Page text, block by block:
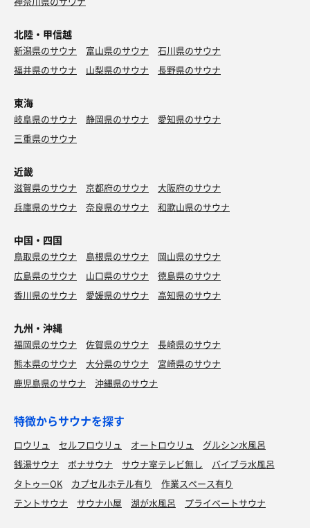
北陸・甲信越
新潟県のサウナ 富山県のサウナ
石川県のサウナ
福井県のサウナ
山梨県のサウナ 長野県のサウナ
東海
岐阜県のサウナ 静岡県のサウナ
愛知県のサウナ
三重県のサウナ
近畿
滋賀県のサウナ 京都府のサウナ
大阪府のサウナ
兵庫県のサウナ
奈良県のサウナ 和歌山県のサウナ
中国・四国
鳥取県のサウナ 島根県のサウナ
岡山県のサウナ
広島県のサウナ
山口県のサウナ
徳島県のサウナ
香川県のサウナ
愛媛県のサウナ 高知県のサウナ
九州・沖縄
福岡県のサウナ 佐賀県のサウナ
長崎県のサウナ
熊本県のサウナ
大分県のサウナ
宮崎県のサウナ
鹿児島県のサウナ
沖縄県のサウナ
特徴からサウナを探す
ロウリュ セルフロウリュ オートロウリュ
グルシン水風呂
銭湯サウナ
ボナサウナ サウナ室テレビ無し
バイブラ水風呂
タトゥーOK
カプセルホテル有り
作業スペース有り
テントサウナ
サウナ小屋 湖が水風呂 プライベートサウナ